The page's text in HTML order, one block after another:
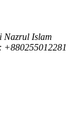
Nazrul Islam
+880255012281